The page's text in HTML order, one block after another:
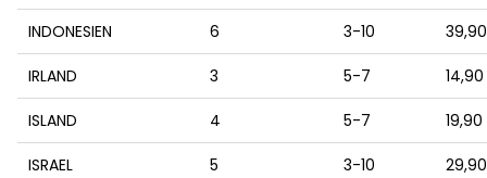
INDONESIEN 6 3-10
IRLAND 3 5-7
ISLAND 4 5-7
ISRAEL 5 3-10